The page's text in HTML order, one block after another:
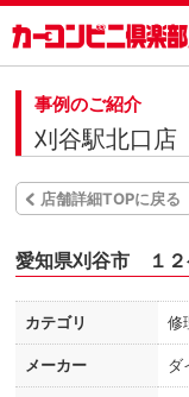
事例のご紹介
刈谷駅北口店
店舗詳細TOPに戻る
愛知県刈谷市 １
カテゴリ 修
メーカー ダ